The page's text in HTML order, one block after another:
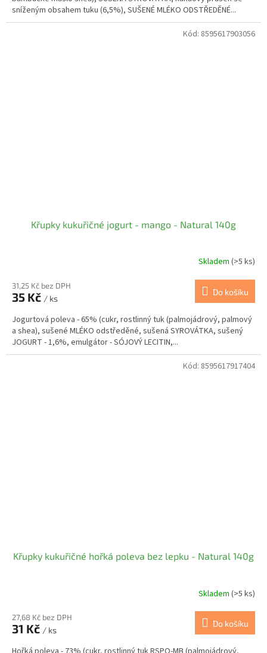
sníženým obsahem tuku (6,5%), SUŠENÉ MLÉKO ODSTŘEDĚNÉ...
Křupky kukuřičné jogurt - mango - Natural 140g
Skladem (>5 ks)
31,25 Kč bez DPH
35 Kč / ks
Do košíku
Jogurtová poleva - 65% (cukr, rostlinný tuk (palmojádrový, palmový
a shea), sušené MLÉKO odstředěné, sušená SYROVÁTKA, sušený
JOGURT - 1,6%, emulgátor - SÓJOVÝ LECITIN,...
Kód: 8595617903056
Křupky kukuřičné hořká poleva bez lepku - Natural 140g
Skladem (>5 ks)
27,68 Kč bez DPH
31 Kč / ks
Do košíku
Kód: 8595617917404